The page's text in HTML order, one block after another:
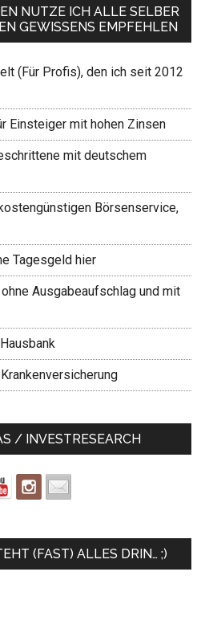
NUTZE ICH ALLE SELBER
GEWISSENS EMPFEHLEN
(Für Profis), den ich seit 2012
Einsteiger mit hohen Zinsen
mit deutschem
Börsenservice,
Tagesgeld hier
Ausgabeaufschlag und mit
/ INVESTRESEARCH
(FAST) ALLES DRIN… ;)